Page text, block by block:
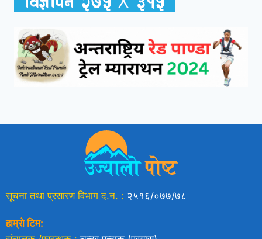
सूचना तथा प्रसारण विभाग द.न. : २५१६/०७७/७८
हाम्रो टिम: